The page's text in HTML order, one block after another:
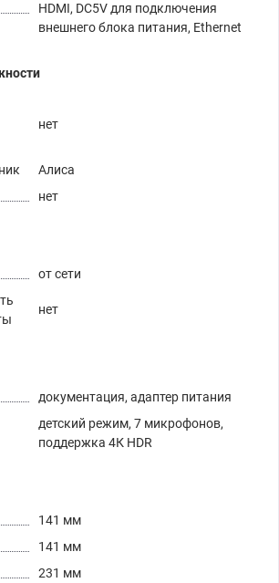
HDMI, DC5V для подключения
внешнего блока питания, Ethernet
нет
Алиса
нет
от сети
нет
документация, адаптер питания
детский режим, 7 микрофонов,
поддержка 4К HDR
141 мм
141 мм
231 мм